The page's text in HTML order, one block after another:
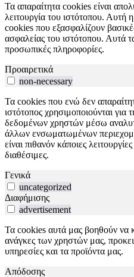
Τα απαραίτητα cookies είναι
λειτουργία του ιστότοπου. Αυτή
cookies που εξασφαλίζουν
ασφαλείας του ιστότοπου. Αυτά
προσωπικές πληροφορίες.
Προαιρετικά
non-necessary
Τα cookies που ενώ δεν
ιστότοπος χρησιμοποιούνται
δεδομένων χρηστών μέσω
άλλων ενσωματωμένων
είναι πιθανόν κάποιες
διαθέσιμες.
Γενικά
uncategorized
Διαφήμισης
advertisement
Τα cookies αυτά μας βοηθούν να
ανάγκες των χρηστών μας,
υπηρεσίες και τα προϊόντα μας.
Απόδοσης